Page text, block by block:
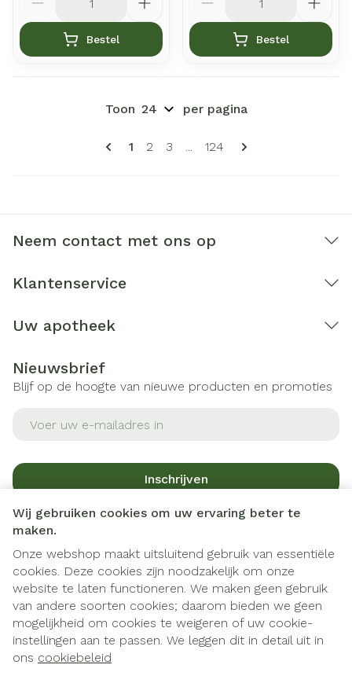
Wij gebruiken cookies om uw ervaring beter te
maken.
Onze webshop maakt uitsluitend gebruik van essentiële
cookies. Deze cookies zijn noodzakelijk om onze
website te laten functioneren. We maken geen gebruik
van andere soorten cookies; daarom bieden we geen
mogelijkheid om cookies te weigeren of uw cookie-
instellingen aan te passen. We leggen dit in detail uit in
ons cookiebeleid
Bestel Bestel
Pagina's
U lees momenteel pagina
1 Pagina
2 Pagina
3 ... Pagina
124
Toon per pagina
Neem contact met ons op
Klantenservice
Uw apotheek
Nieuwsbrief
Blijf op de hoogte van nieuwe producten en promoties
Inschrijven
Door op inschrijven te klikken, schrijft u zich in voor onze
nieuwsbrief en gaat u akkoord met onze
Juridische links